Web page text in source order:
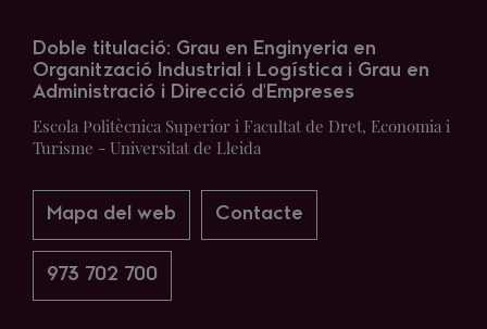
Doble titulació: Grau en Enginyeria en
Organització Industrial i Logística i Grau en
Administració i Direcció d'Empreses
Escola Politècnica Superior i Facultat de Dret, Economia i
Turisme - Universitat de Lleida
Mapa del web Contacte
973 702 700